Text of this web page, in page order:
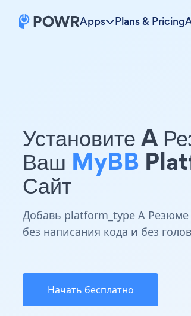
Apps Plans & Pricing
Установите A
Ваш MyBB
Сайт
Добавь platform_type A Резюме
без написания кода и без
Начать бесплатно